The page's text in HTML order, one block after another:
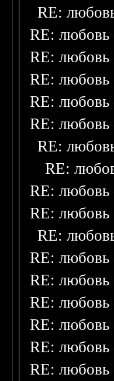
RE:
RE: любовь
RE: любовь
RE: любовь
RE: любовь
RE: любовь
RE:
RE:
RE: любовь
RE: любовь
RE:
RE: любовь
RE: любовь
RE: любовь
RE: любовь
RE: любовь
RE: любовь